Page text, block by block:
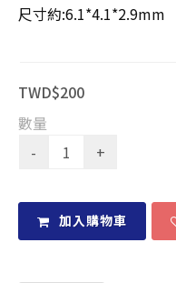
尺寸約:6.1*4.1*2.9mm
TWD$200
數量
加入購物車